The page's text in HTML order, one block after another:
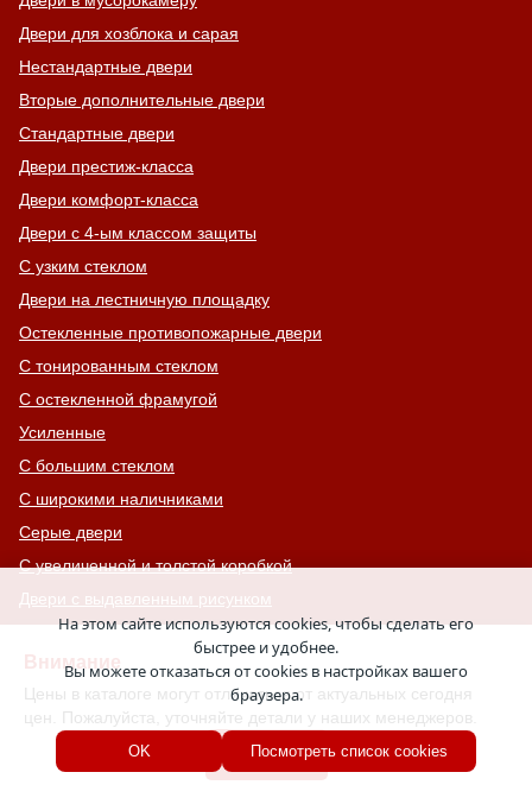
Внимание
Цены в каталоге могут отличаться от актуальных сегодня
цен. Пожалуйста, уточняйте детали у наших менеджеров.
Хорошо
Двери для хозблока и сарая
Нестандартные двери
Вторые дополнительные двери
Стандартные двери
Двери престиж-класса
Двери комфорт-класса
Двери с 4-ым классом защиты
С узким стеклом
Двери на лестничную площадку
Остекленные противопожарные двери
С тонированным стеклом
С остекленной фрамугой
Усиленные
С большим стеклом
С широкими наличниками
Серые двери
С увеличенной и толстой коробкой
Двери с выдавленным рисунком
Двери с витражным остеклением
Двери с английской решеткой
Глухие противопожарные двери
Однопольные противопожарные двери
Двери со львом
На этом сайте используются cookies, чтобы сделать его
быстрее и удобнее.
Вы можете отказаться от cookies в настройках вашего
браузера.
OK Посмотреть список cookies